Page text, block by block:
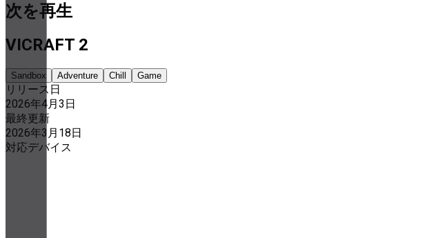
次を再生
VICRAFT 2
Sandbox Adventure Chill Game
リリース日
2026年4月3日
最終更新
2026年3月18日
対応デバイス